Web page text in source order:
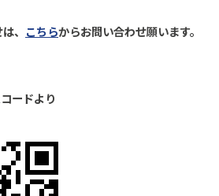
、 こちらからお問い合わせ願います。
ードより